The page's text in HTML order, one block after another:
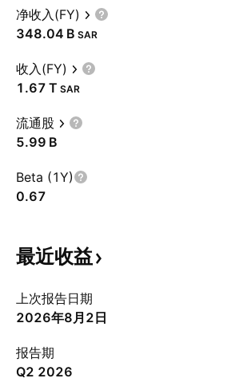
净收入(FY)
‪348.04 B‬ SAR
收入(FY)
‪1.67 T‬ SAR
流通股
‪5.99 B‬
Beta (1Y)
0.67
最近收益
上次报告日期
2026年8月2日
报告期
Q2 2026